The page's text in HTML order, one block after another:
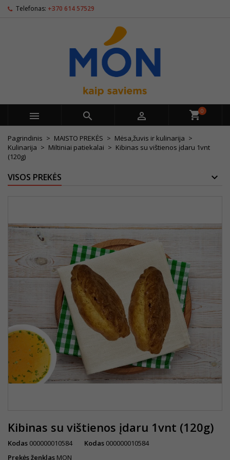
Telefonas: +370 614 57529
   0
Pagrindinis MAISTO PREKĖS
Mėsa,žuvis ir kulinarija
Kulinarija
Miltiniai patiekalai
Kibinas su vištienos įdaru 1vnt
(120g)
VISOS PREKĖS
Kibinas su vištienos įdaru 1vnt (120g)
Kodas 000000010584 Kodas 000000010584
Prekės ženklas MON